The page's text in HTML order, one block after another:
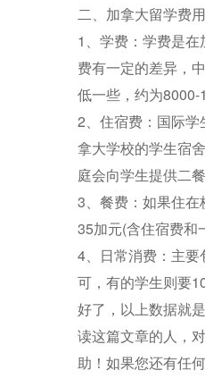
二、加拿大留学费
1、学费：学费是
费有一定的差异，
低一些，约为8000-
2、住宿费：国际
拿大学校的学生宿
庭会向学生提供二
3、餐费：如果住
35加元(含住宿费和
4、日常消费：主
可，有的学生则要
好了，以上数据就
读这篇文章的人，
助！如果您还有任